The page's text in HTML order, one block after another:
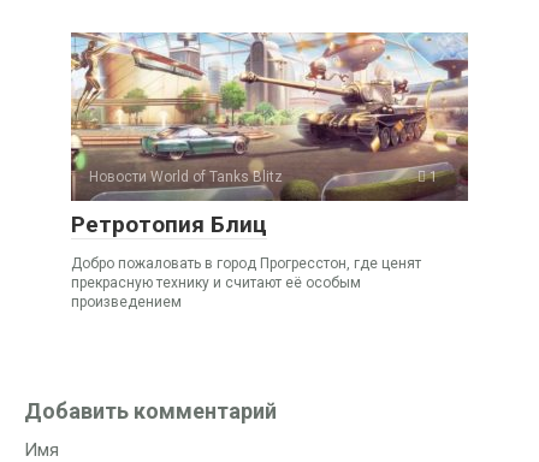
Новости World of Tanks Blitz 1
Ретротопия Блиц
Добро пожаловать в город Прогресстон, где ценят
прекрасную технику и считают её особым
произведением
Добавить комментарий
Имя